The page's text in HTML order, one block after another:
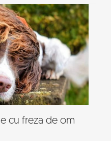
cu freza de om